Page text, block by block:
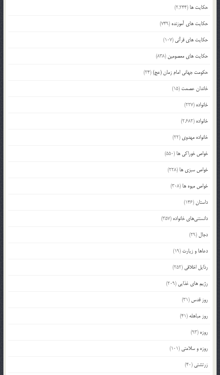
حکایت ها (2,244)
حکایت های آموزنده (749)
حکایت های قرآنی (107)
حکایت های معصومین (838)
حکومت جهانی امام زمان (عج)(24)
خاندان عصمت (15)
خانواده (227)
خانواده (2,682)
خانواده مهدوی (22)
خواص خوراکی ها (550)
خواص سبزی ها (228)
خواص میوه ها (308)
داستان(146)
دانستنی‌های خانواده (357)
دجال (29)
دعاها و زیارت (19)
رذایل اخلاقی (252)
رژیم های غذایی (209)
روز قدس (31)
روز مباهله (41)
روزه (93)
روزه و سلامتی (101)
زرتشتی (40)